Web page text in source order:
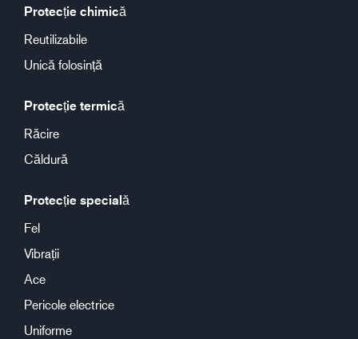
Protecție chimică
Reutilizabile
Unică folosință
Protecție termică
Răcire
Căldură
Protecție specială
Fel
Vibrații
Ace
Pericole electrice
Uniforme